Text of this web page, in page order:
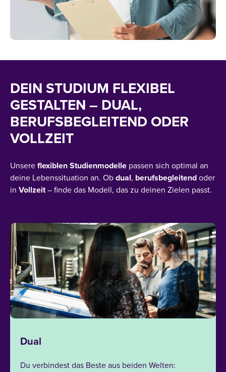
DEIN STUDIUM FLEXIBEL
GESTALTEN – DUAL,
BERUFSBEGLEITEND ODER
VOLLZEIT
Unsere flexiblen Studienmodelle passen sich optimal an
deine Lebenssituation an. Ob dual, berufsbegleitend oder
in Vollzeit– finde das Modell, das zu deinen Zielen passt​.
Dual
Du verbindest das Beste aus beiden Welten: